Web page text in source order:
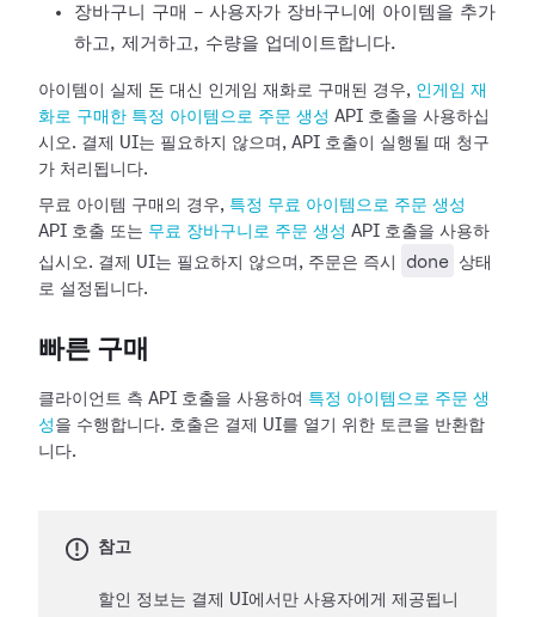
장바구니 구매 - 사용자가 장바구니에 아이템을 추가
하고, 제거하고, 수량을 업데이트합니다.
아이템이 실제 돈 대신 인게임 재화로 구매된 경우, 인게임 재
화로 구매한 특정 아이템으로 주문 생성 API 호출을 사용하십
시오. 결제 UI는 필요하지 않으며, API 호출이 실행될 때 청구
가 처리됩니다.
무료 아이템 구매의 경우, 특정 무료 아이템으로 주문 생성
API 호출 또는 무료 장바구니로 주문 생성 API 호출을 사용하
십시오. 결제 UI는 필요하지 않으며, 주문은 즉시
done 상태
로 설정됩니다.
빠른 구매
클라이언트 측 API 호출을 사용하여 특정 아이템으로 주문 생
성 을 수행합니다. 호출은 결제 UI를 열기 위한 토큰을 반환합
니다.
참고
할인 정보는 결제 UI에서만 사용자에게 제공됩니